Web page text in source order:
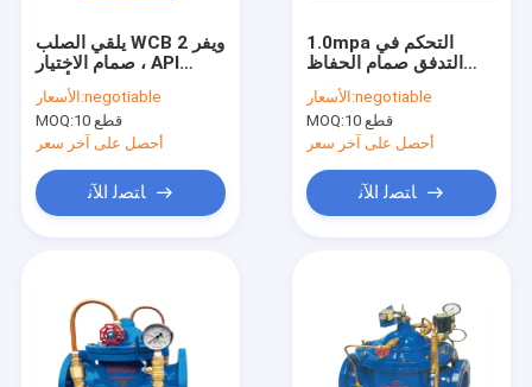
يلقي الصلب WCB 2 ويفر
صمام الاختيار ، API
الفولاذ المقاوم للصدأ نوع
الفراشة صمام الاختيار
الأسعار:negotiable
MOQ:
10 قطع
أحصل على آخر سعر
ﺎﺘﺼﻟ ﺍﻶﻧ
1.0mpa التحكم في
التدفق صمام الحفاظ
على المياه 400X حديد
رمادي مضاد للتآكل
الأسعار:negotiable
MOQ:
10 قطع
أحصل على آخر سعر
ﺎﺘﺼﻟ ﺍﻶﻧ